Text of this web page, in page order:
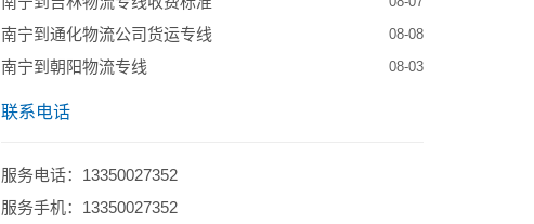
南宁到通化物流公司货运专线 08-08
南宁到朝阳物流专线 08-03
联系电话
服务电话：13350027352
服务手机：13350027352